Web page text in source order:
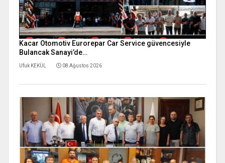
Kacar Otomotiv Eurorepar Car Service güvencesiyle
Bulancak Sanayi’de…
Ufuk KEKÜL 08 Ağustos 2026